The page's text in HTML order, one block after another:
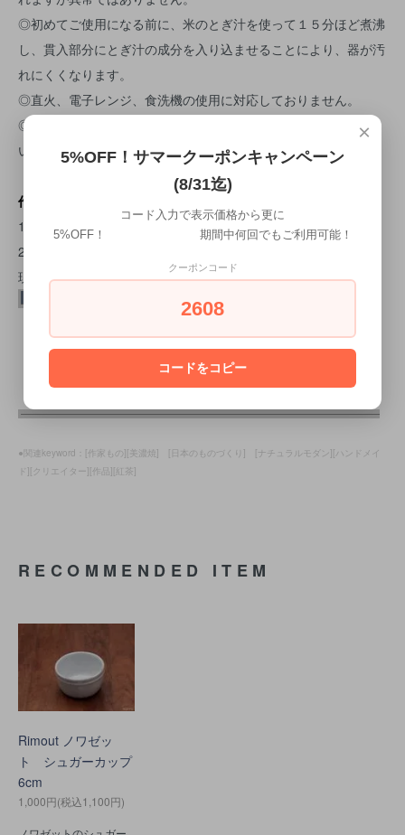
◎初めてご使用になる前に、米のとぎ汁を使って１５分ほど煮沸
し、貫入部分にとぎ汁の成分を入り込ませることにより、器が汚
れにくくなります。
◎直火、電子レンジ、食洗機の使用に対応しておりません。
◎ご使用後は、綺麗に洗い、よく乾燥させてから収納して下さ
い。
作者 柴田サヤカ
1974年 岐阜県 生まれ
2004年 愛知県立窯業高等技術専門校 陶磁器製造科卒
現在、岐阜県土岐市 在住。
・材質：陶器
・生産国：[日本製]
●関連keyword：[作家もの][美濃焼] [日本のものづくり] [ナチュラルモダン][ハンドメイ
ド][クリエイター][作品][紅茶]
RECOMMENDED ITEM
Rimout ノワゼッ
ト シュガーカップ
6cm
1,000円(税込1,100円)
×
5%OFF！サマークーポンキャンペーン
(8/31迄)
コード入力で表示価格から更に
5%OFF！ 期間中何回でもご利用可能！
クーポンコード
2608
コードをコピー